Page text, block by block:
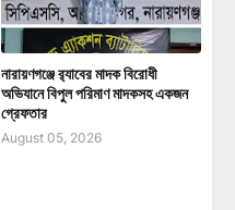
নারায়ণগঞ্জে র‍্যাবের মাদক বিরোধী
অভিযানে বিপুল পরিমাণ মাদকসহ একজন
গ্রেফতার
August 05, 2026